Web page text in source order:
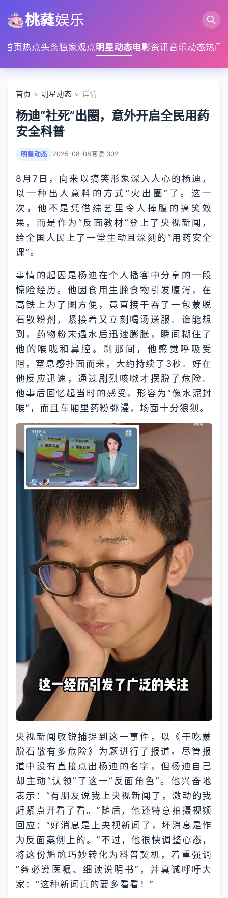
桃蕤娱乐
首页热点头条独家观点明星动态电影资讯音乐动态热门
首页 > 明星动态 > 详情
杨迪“社死”出圈，意外开启全民用药
安全科普
明星动态 2025-08-08阅读 302
8月7日，向来以搞笑形象深入人心的杨迪，
以一种出人意料的方式“火出圈”了。这一
次，他不是凭借综艺里令人捧腹的搞笑效
果，而是作为“反面教材”登上了央视新闻，
给全国人民上了一堂生动且深刻的“用药安全
课”。
事情的起因是杨迪在个人播客中分享的一段
惊险经历。他因食用生腌食物引发腹泻，在
高铁上为了图方便，竟直接干吞了一包蒙脱
石散粉剂，紧接着又立刻喝汤送服。谁能想
到，药物粉末遇水后迅速膨胀，瞬间糊住了
他的喉咙和鼻腔。刹那间，他感觉呼吸受
阻，窒息感扑面而来，大约持续了3秒。好在
他反应迅速，通过剧烈咳嗽才摆脱了危险。
他事后回忆起当时的感受，形容为“像水泥封
喉”，而且车厢里药粉弥漫，场面十分狼狈。
央视新闻敏锐捕捉到这一事件，以《干吃蒙
脱石散有多危险》为题进行了报道。尽管报
道中没有直接点出杨迪的名字，但杨迪自己
却主动“认领”了这一“反面角色”。他兴奋地
表示：“有朋友说我上央视新闻了，激动的我
赶紧点开看了看。”随后，他还特意拍摄视频
回应：“好消息是上央视新闻了，坏消息是作
为反面案例上的。”不过，他很快调整心态，
将这份尴尬巧妙转化为科普契机，着重强调
“务必遵医嘱、细读说明书”，并真诚呼吁大
家：“这种新闻真的要多看看！”